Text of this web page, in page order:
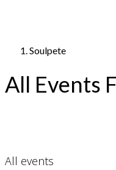
Soulpete
All Events
All events